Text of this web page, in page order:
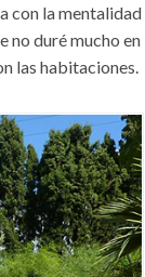
con la mentalidad
no duré mucho en
las habitaciones.